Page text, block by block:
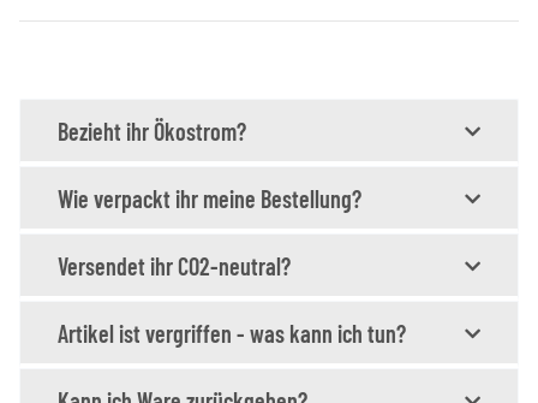
Bezieht ihr Ökostrom?
Wie verpackt ihr meine Bestellung?
Versendet ihr CO2-neutral?
Artikel ist vergriffen - was kann ich tun?